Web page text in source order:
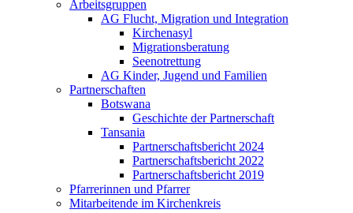
Arbeitsgruppen
AG Flucht, Migration und Integration
Kirchenasyl
Migrationsberatung
Seenotrettung
AG Kinder, Jugend und Familien
Partnerschaften
Botswana
Geschichte der Partnerschaft
Tansania
Partnerschaftsbericht 2024
Partnerschaftsbericht 2022
Partnerschaftsbericht 2019
Pfarrerinnen und Pfarrer
Mitarbeitende im Kirchenkreis